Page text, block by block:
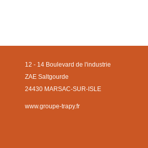
12 - 14 Boulevard de l'industrie
ZAE Saltgourde
24430 MARSAC-SUR-ISLE
www.groupe-trapy.fr